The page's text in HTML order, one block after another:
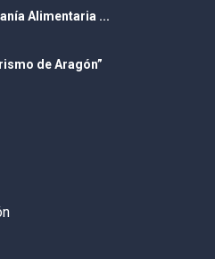
Alimentaria ...
de Aragón”